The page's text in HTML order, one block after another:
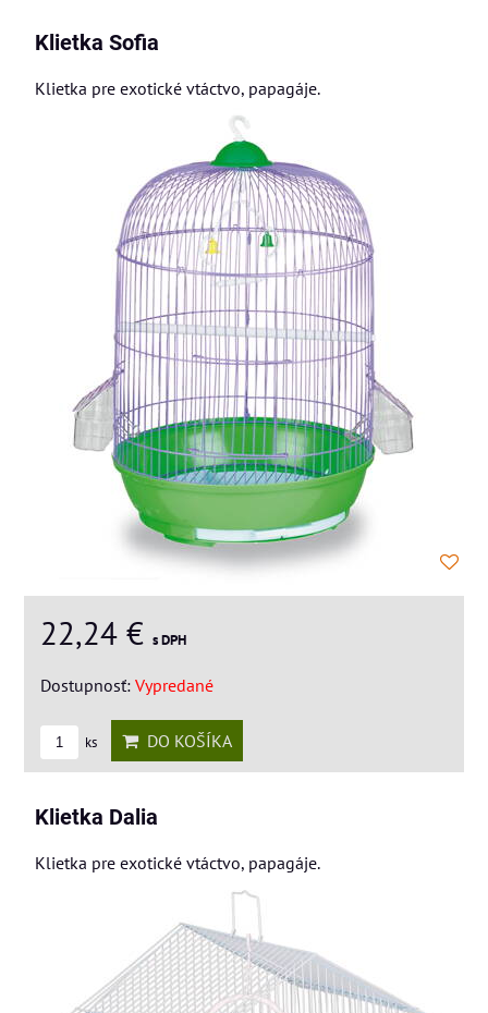
Klietka Sofia
Klietka pre exotické vtáctvo, papagáje.
22,24 € s DPH
Dostupnosť: Vypredané
ks DO KOŠÍKA
Klietka Dalia
Klietka pre exotické vtáctvo, papagáje.